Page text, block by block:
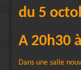
du 5
A 20h30
Dans une salle